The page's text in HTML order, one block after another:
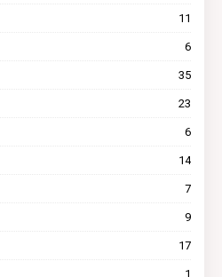
11
6
35
23
6
14
7
9
17
1